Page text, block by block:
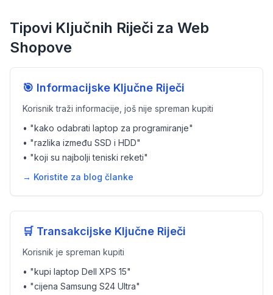
Tipovi Ključnih Riječi za Web
Shopove
🎯 Informacijske Ključne Riječi
Korisnik traži informacije, još nije spreman kupiti
• "kako odabrati laptop za programiranje"
• "razlika između SSD i HDD"
• "koji su najbolji teniski reketi"
→ Koristite za blog članke
🛒 Transakcijske Ključne Riječi
Korisnik je spreman kupiti
• "kupi laptop Dell XPS 15"
• "cijena Samsung S24 Ultra"